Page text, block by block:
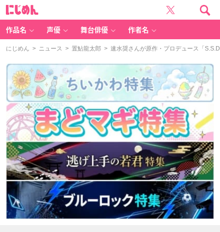
作品名 声優 舞台俳優 作者名
にじめん > ニュース > 置鮎龍太郎 > 速水奨さんが原作・プロデュース「